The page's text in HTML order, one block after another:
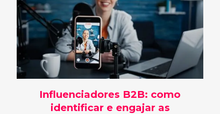
Influenciadores B2B: como
identificar e engajar as